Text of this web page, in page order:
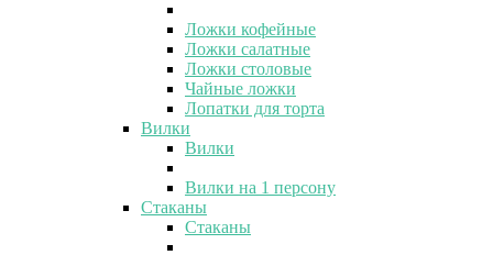
Ложки кофейные
Ложки салатные
Ложки столовые
Чайные ложки
Лопатки для торта
Вилки
Вилки
Вилки на 1 персону
Стаканы
Стаканы